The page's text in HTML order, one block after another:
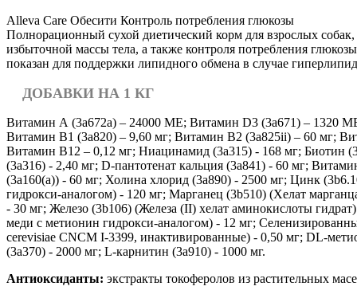
Alleva Care Обесити Контроль потребления глюкозы
Полнорационный сухой диетический корм для взрослых
избыточной массы тела, а также контроля потребления
показан для поддержки липидного обмена в случае
ДОБАВКИ НА 1 КГ
Витамин А (3a672a) – 24000 МЕ; Витамин D3 (3a671) – 1320
Витамин B1 (3a820) – 9,60 мг; Витамин B2 (3a825ii) – 60 мг;
Витамин B12 – 0,12 мг; Ниацинамид (3а315) - 168 мг; Биотин
(3a316) - 2,40 мг; D-пантотенат кальция (3a841) - 60 мг;
(3a160(a)) - 60 мг; Холина хлорид (3a890) - 2500 мг; Цинк
гидрокси-аналогом) - 120 мг; Марганец (3b510) (Хелат
- 30 мг; Железо (3b106) (Железа (II) хелат аминокислоты
меди с метионин гидрокси-аналогом) - 12 мг;
cerevisiae CNCM I-3399, инактивированные) - 0,50 мг; DL-
(3a370) - 2000 мг; L-карнитин (3a910) - 1000 мг.
Антиоксиданты: экстракты токоферолов из растительных